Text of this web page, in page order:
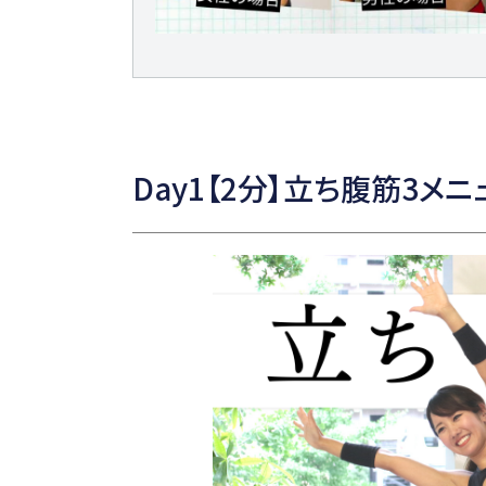
Day1【2分】立ち腹筋3メニ